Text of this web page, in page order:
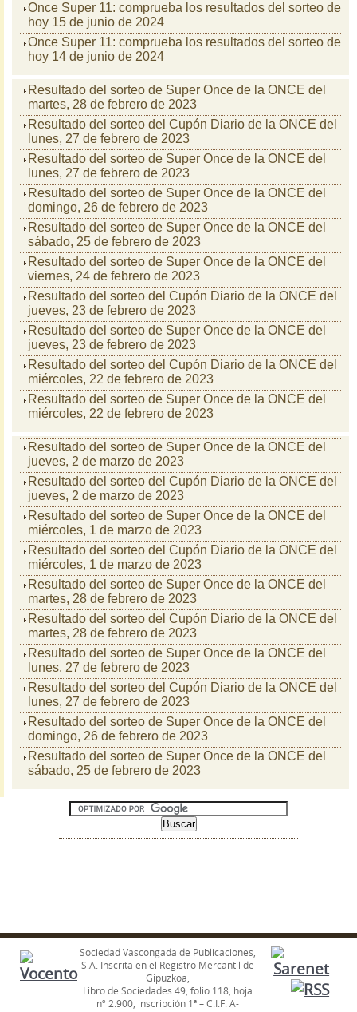
Once Super 11: comprueba los resultados del sorteo de
hoy 15 de junio de 2024
Once Super 11: comprueba los resultados del sorteo de
hoy 14 de junio de 2024
Resultado del sorteo de Super Once de la ONCE del
martes, 28 de febrero de 2023
Resultado del sorteo del Cupón Diario de la ONCE del
lunes, 27 de febrero de 2023
Resultado del sorteo de Super Once de la ONCE del
lunes, 27 de febrero de 2023
Resultado del sorteo de Super Once de la ONCE del
domingo, 26 de febrero de 2023
Resultado del sorteo de Super Once de la ONCE del
sábado, 25 de febrero de 2023
Resultado del sorteo de Super Once de la ONCE del
viernes, 24 de febrero de 2023
Resultado del sorteo del Cupón Diario de la ONCE del
jueves, 23 de febrero de 2023
Resultado del sorteo de Super Once de la ONCE del
jueves, 23 de febrero de 2023
Resultado del sorteo del Cupón Diario de la ONCE del
miércoles, 22 de febrero de 2023
Resultado del sorteo de Super Once de la ONCE del
miércoles, 22 de febrero de 2023
Resultado del sorteo de Super Once de la ONCE del
jueves, 2 de marzo de 2023
Resultado del sorteo del Cupón Diario de la ONCE del
jueves, 2 de marzo de 2023
Resultado del sorteo de Super Once de la ONCE del
miércoles, 1 de marzo de 2023
Resultado del sorteo del Cupón Diario de la ONCE del
miércoles, 1 de marzo de 2023
Resultado del sorteo de Super Once de la ONCE del
martes, 28 de febrero de 2023
Resultado del sorteo del Cupón Diario de la ONCE del
martes, 28 de febrero de 2023
Resultado del sorteo de Super Once de la ONCE del
lunes, 27 de febrero de 2023
Resultado del sorteo del Cupón Diario de la ONCE del
lunes, 27 de febrero de 2023
Resultado del sorteo de Super Once de la ONCE del
domingo, 26 de febrero de 2023
Resultado del sorteo de Super Once de la ONCE del
sábado, 25 de febrero de 2023
Sociedad Vascongada de Publicaciones,
S.A. Inscrita en el Registro Mercantil de
Gipuzkoa,
Libro de Sociedades 49, folio 118, hoja
nº 2.900, inscripción 1ª – C.I.F. A-